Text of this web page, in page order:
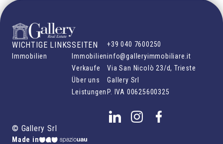
WICHTIGE LINKS
Immobilien
SEITEN
Immobilien
Verkaufe
Über uns
Leistungen
+39 040 7600250
info@galleryimmobiliare.it
Via San Nicolò 23/d, Trieste
Gallery Srl
P. IVA 00625600325
© Gallery Srl
Made in